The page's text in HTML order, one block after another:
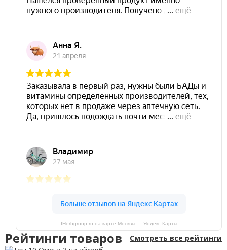
IHerbgroup.ru на карте Москвы — Яндекс Карты
Рейтинги товаров Смотреть все рейтинги